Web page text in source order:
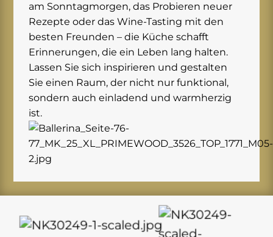
am Sonntagmorgen, das Probieren neuer
Rezepte oder das Wine-Tasting mit den
besten Freunden – die Küche schafft
Erinnerungen, die ein Leben lang halten.
Lassen Sie sich inspirieren und gestalten
Sie einen Raum, der nicht nur funktional,
sondern auch einladend und warmherzig
ist.